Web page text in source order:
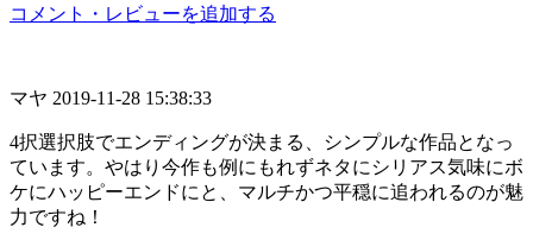
コメント・レビューを追加する
マヤ 2019-11-28 15:38:33
4択選択肢でエンディングが決まる、シンプルな作品となっ
ています。やはり今作も例にもれずネタにシリアス気味にボ
ケにハッピーエンドにと、マルチかつ平穏に追われるのが魅
力ですね！